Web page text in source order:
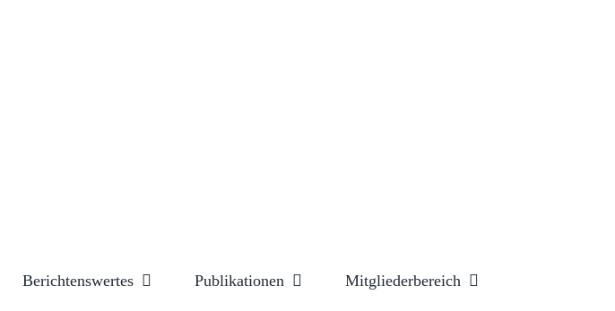
Berichtenswertes Publikationen Mitgliederbereich